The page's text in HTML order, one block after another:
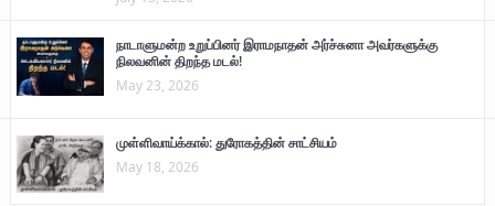
நாடாளுமன்ற உறுப்பினர் இராமநாதன் அர்ச்சுனா அவர்களுக்கு
நிலவனின் திறந்த மடல்!
May 23, 2026
முள்ளிவாய்க்கால்: துரோகத்தின் சாட்சியம்
May 18, 2026